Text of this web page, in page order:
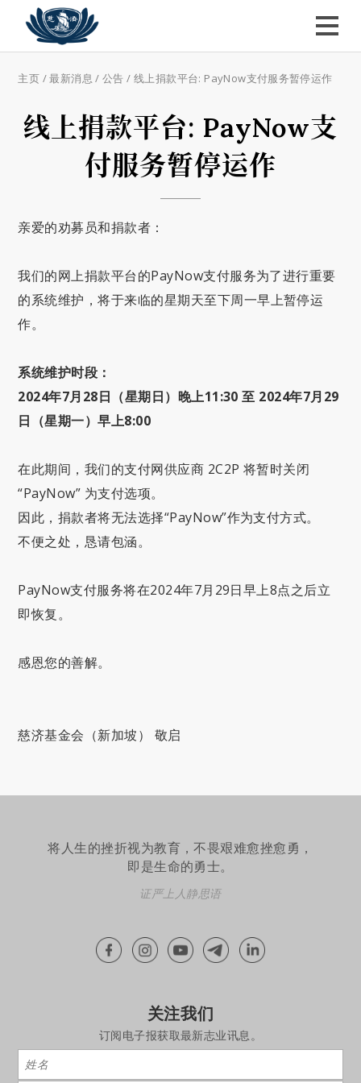
主页 /最新消息 /公告 /线上捐款平台: PayNow支付服务暂停运作
线上捐款平台: PayNow支
付服务暂停运作
亲爱的劝募员和捐款者：
我们的网上捐款平台的PayNow支付服务为了进行重要
的系统维护，将于来临的星期天至下周一早上暂停运
作。
系统维护时段：
2024年7月28日（星期日）晚上11:30 至 2024年7月29
日（星期一）早上8:00
在此期间，我们的支付网供应商 2C2P 将暂时关闭
“PayNow” 为支付选项。
因此，捐款者将无法选择“PayNow”作为支付方式。
不便之处，恳请包涵。
PayNow支付服务将在2024年7月29日早上8点之后立
即恢复。
感恩您的善解。
慈济基金会（新加坡） 敬启
将人生的挫折视为教育，不畏艰难愈挫愈勇，
即是生命的勇士。
证严上人静思语
关注我们
订阅电子报获取最新志业讯息。